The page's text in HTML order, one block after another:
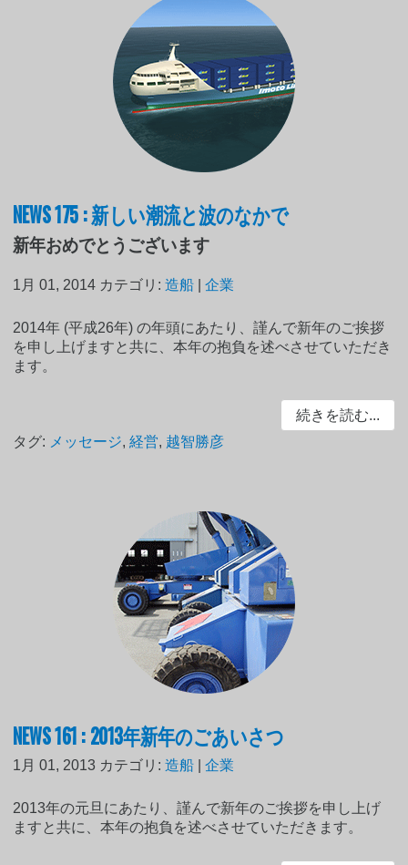
NEWS 175 : 新しい潮流と波のなかで
新年おめでとうございます
1月 01, 2014 カテゴリ:造船 |企業
2014年 (平成26年) の年頭にあたり、謹んで新年のご挨拶
を申し上げますと共に、本年の抱負を述べさせていただき
ます。
続きを読む...
タグ: メッセージ,経営, 越智勝彦
NEWS 161 : 2013年新年のごあいさつ
1月 01, 2013 カテゴリ:造船 |企業
2013年の元旦にあたり、謹んで新年のご挨拶を申し上げ
ますと共に、本年の抱負を述べさせていただきます。